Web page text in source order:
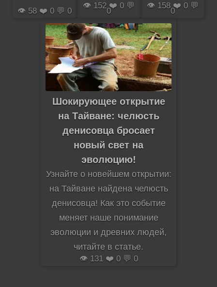
👁️ 58 ❤️ 0 💬 0
👁️ 152 ❤️ 0 💬
0
👁️ 158 ❤️ 0 💬
0
Шокирующее открытие
на Тайване: челюсть
денисовца бросает
новый свет на
эволюцию!
Узнайте о новейшем открытии:
на Тайване найдена челюсть
денисовца! Как это событие
меняет наше понимание
эволюции и древних людей,
читайте в статье.
👁️ 131 ❤️ 0 💬 0